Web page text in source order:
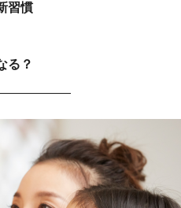
習慣
る？